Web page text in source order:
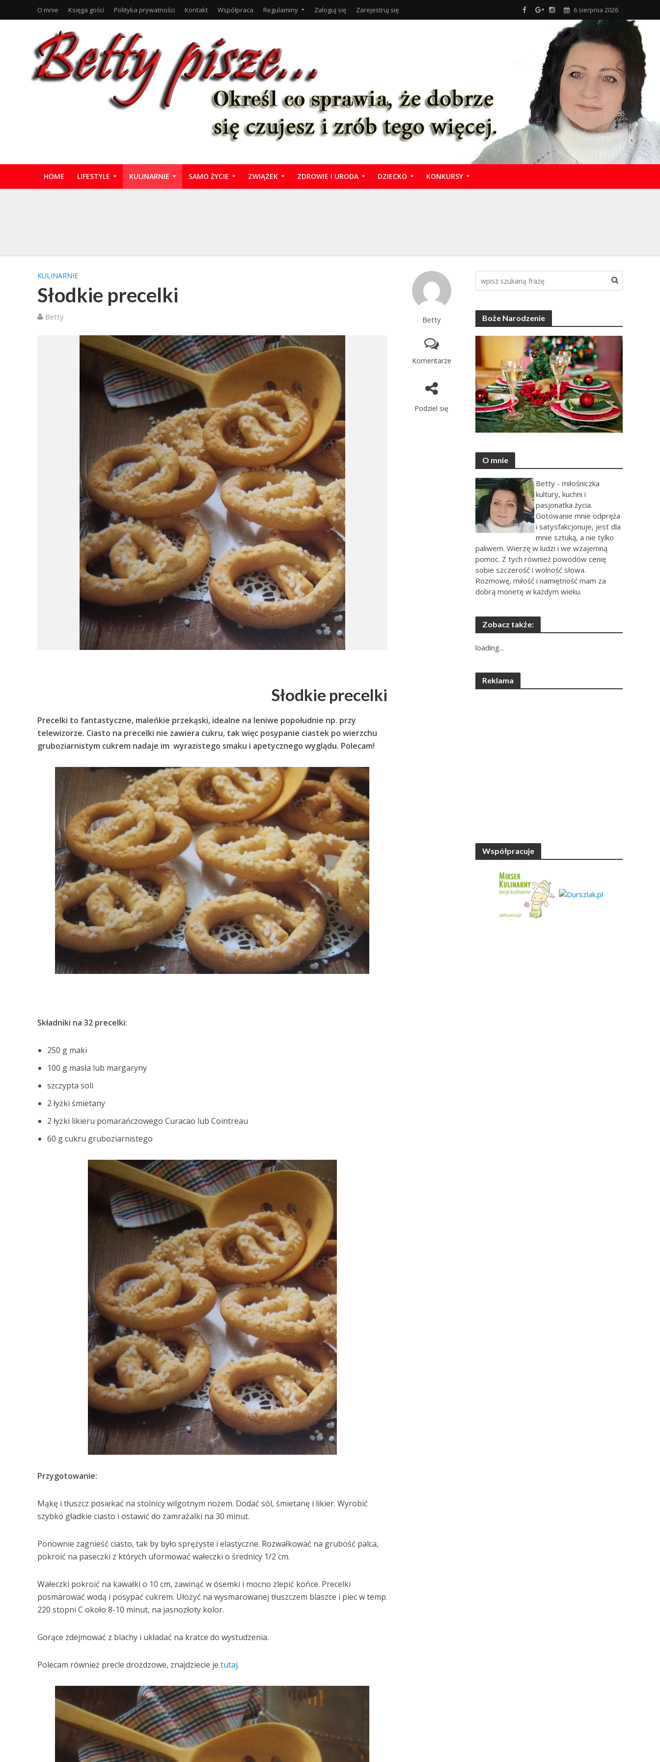
O mnie Księga gości Polityka prywatności Kontakt Współpraca Regulaminy Zaloguj się Zarejestruj się 6 sierpnia 2026
HOME LIFESTYLE KULINARNIE SAMO ŻYCIE ZWIĄZEK ZDROWIE I URODA DZIECKO KONKURSY
Betty
Komentarze
Podziel się
KULINARNIE
Słodkie precelki
Betty
Słodkie precelki
Precelki to fantastyczne, maleńkie przekąski, idealne na leniwe popołudnie np. przy
telewizorze. Ciasto na precelki nie zawiera cukru, tak więc posypanie ciastek po wierzchu
gruboziarnistym cukrem nadaje im wyrazistego smaku i apetycznego wyglądu. Polecam!
Składniki na 32 precelki:
250 g maki
100 g masła lub margaryny
szczypta soli
2 łyżki śmietany
2 łyżki likieru pomarańczowego Curacao lub Cointreau
60 g cukru gruboziarnistego
Przygotowanie:
Mąkę i tłuszcz posiekać na stolnicy wilgotnym nożem. Dodać sól, śmietanę i likier. Wyrobić
szybko gładkie ciasto i ostawić do zamrażalki na 30 minut.
Ponownie zagnieść ciasto, tak by było sprężyste i elastyczne. Rozwałkować na grubość palca,
pokroić na paseczki z których uformować wałeczki o średnicy 1/2 cm.
Wałeczki pokroić na kawałki o 10 cm, zawinąć w ósemki i mocno zlepić końce. Precelki
posmarować wodą i posypać cukrem. Ułożyć na wysmarowanej tłuszczem blaszce i piec w temp.
220 stopni C około 8-10 minut, na jasnozłoty kolor.
Gorące zdejmować z blachy i układać na kratce do wystudzenia.
Polecam również precle drożdzowe, znajdziecie je tutaj.
Boże Narodzenie
O mnie
Betty - miłośniczka
kultury, kuchni i
pasjonatka życia.
Gotowanie mnie odpręża
i satysfakcjonuje, jest dla
mnie sztuką, a nie tylko
paliwem. Wierzę w ludzi i we wzajemną
pomoc. Z tych również powodów cenię
sobie szczerość i wolność słowa.
Rozmowę, miłość i namiętność mam za
dobrą monetę w każdym wieku.
Zobacz także:
loading...
Reklama
Współpracuje